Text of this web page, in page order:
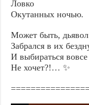
Ловко
Окутанных ночью.
Может быть, дьявол
Забрался в их
И выбираться вовсе
Не хочет?!… ✨